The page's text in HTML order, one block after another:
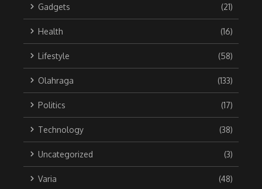
Gadgets (21)
Health (16)
Lifestyle (58)
Olahraga (133)
Politics (17)
Technology (38)
Uncategorized (3)
Varia (48)